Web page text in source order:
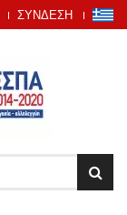
ΣΥΝΔΕΣΗ